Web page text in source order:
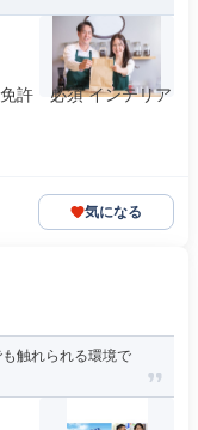
免許 必須 インテリア
気になる
触れられる環境で